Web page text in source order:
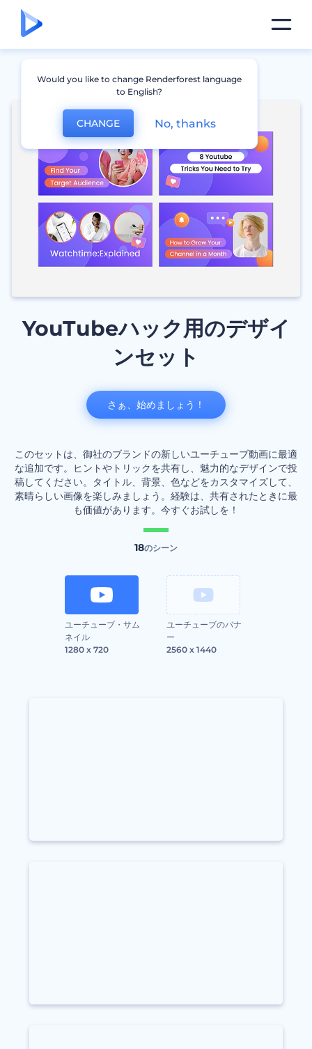
YouTubeハック用のデザイ
ンセット
このセットは、御社のブランドの新しいユーチューブ動画に最適
な追加です。ヒントやトリックを共有し、魅力的なデザインで投
稿してください。タイトル、背景、色などをカスタマイズして、
素晴らしい画像を楽しみましょう。経験は、共有されたときに最
も価値があります。今すぐお試しを！
18のシーン
ユーチューブ・サム
ネイル
1280 x 720
ユーチューブのバナ
ー
2560 x 1440
さぁ、始めましょう！
Would you like to change Renderforest language
to English?
CHANGE No, thanks